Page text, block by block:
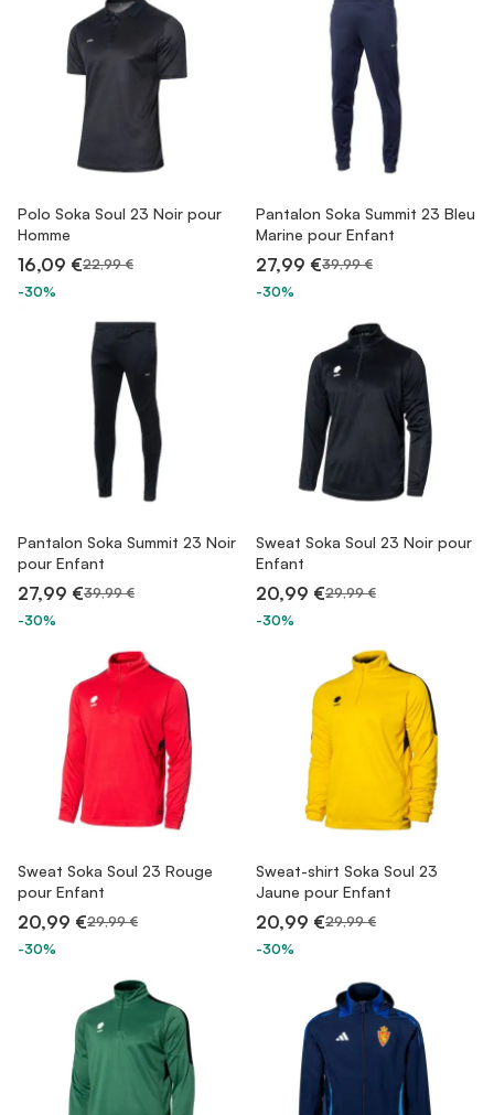
Polo Soka Soul 23 Noir pour
Homme
16,09 €22,99 €
-30%
Pantalon Soka Summit 23 Bleu
Marine pour Enfant
27,99 €39,99 €
-30%
Pantalon Soka Summit 23 Noir
pour Enfant
27,99 €39,99 €
-30%
Sweat Soka Soul 23 Noir pour
Enfant
20,99 €29,99 €
-30%
Sweat Soka Soul 23 Rouge
pour Enfant
20,99 €29,99 €
-30%
Sweat-shirt Soka Soul 23
Jaune pour Enfant
20,99 €29,99 €
-30%